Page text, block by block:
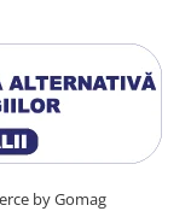
by Gomag